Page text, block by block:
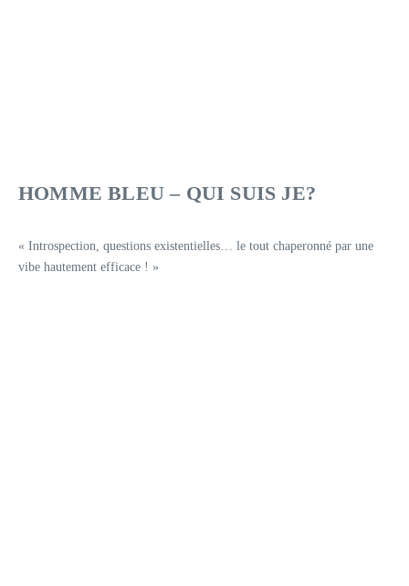
HOMME BLEU – QUI SUIS JE?
« Introspection, questions existentielles… le tout chaperonné par une
vibe hautement efficace ! »